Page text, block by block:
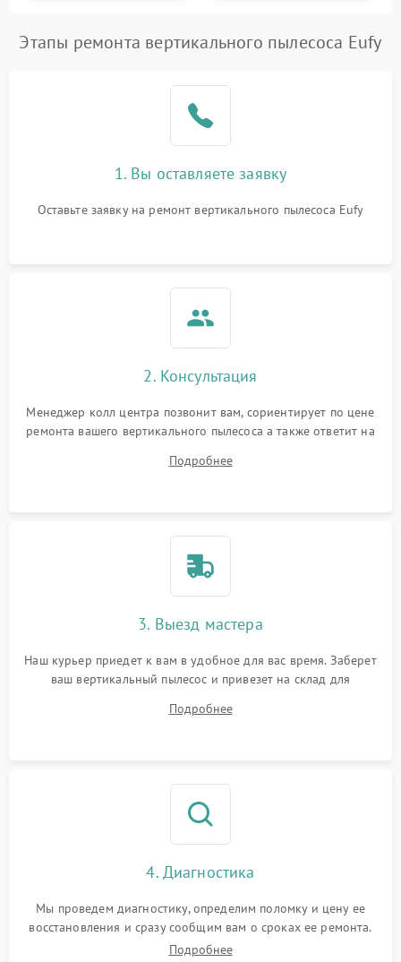
Этапы ремонта вертикального пылесоса Eufy
1. Вы оставляете заявку
Оставьте заявку на ремонт вертикального пылесоса Eufy
2. Консультация
Менеджер колл центра позвонит вам, сориентирует по цене
ремонта вашего вертикального пылесоса а также ответит на
Подробнее
3. Выезд мастера
Наш курьер приедет к вам в удобное для вас время. Заберет
ваш вертикальный пылесос и привезет на склад для
Подробнее
4. Диагностика
Мы проведем диагностику, определим поломку и цену ее
восстановления и сразу сообщим вам о сроках ее ремонта.
Подробнее